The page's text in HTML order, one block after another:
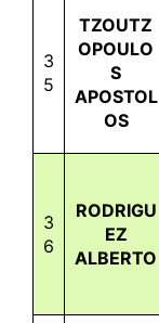
3
5
TZOUTZ
OPOULO
S
APOSTOL
OS
3
6
RODRIGU
EZ
ALBERTO